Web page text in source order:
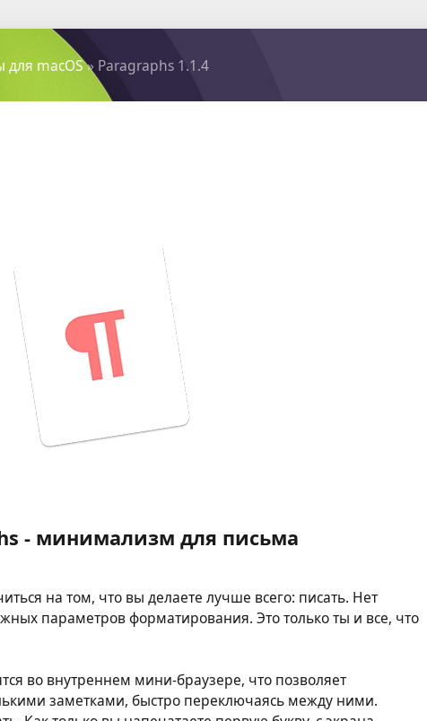
macOS» Paragraphs 1.1.4
- минимализм для письма
на том, что вы делаете лучше всего: писать. Нет
параметров форматирования. Это только ты и все, что
во внутреннем мини-браузере, что позволяет
заметками, быстро переключаясь между ними.